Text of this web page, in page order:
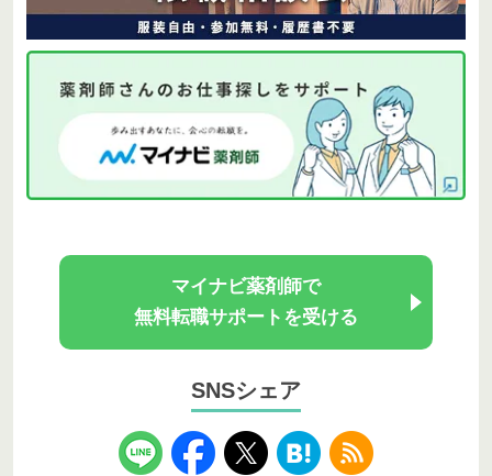
マイナビ薬剤師で
無料転職サポートを受ける
SNSシェア